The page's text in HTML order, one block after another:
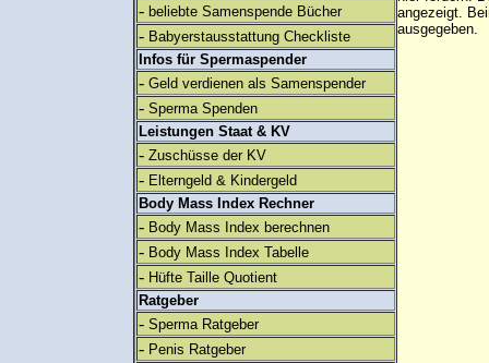
- beliebte Samenspende Bücher
- Babyerstausstattung Checkliste
Infos für Spermaspender
- Geld verdienen als Samenspender
- Sperma Spenden
Leistungen Staat & KV
- Zuschüsse der KV
- Elterngeld & Kindergeld
Body Mass Index Rechner
- Body Mass Index berechnen
- Body Mass Index Tabelle
- Hüfte Taille Quotient
Ratgeber
- Sperma Ratgeber
- Penis Ratgeber
angezeigt.
ausgegeben.